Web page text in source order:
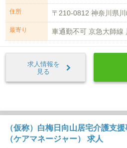
住所 〒210-0812 神奈川県
最寄り
求人情報を
見る
（仮称）白梅日向山居宅介護支
（ケアマネージャー） 求人